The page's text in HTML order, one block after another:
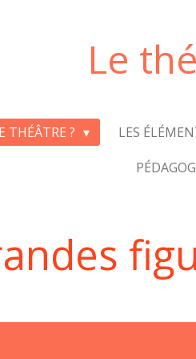
Le
THÉÂTRE ? LES